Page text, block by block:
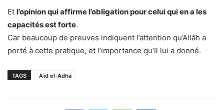
Et l’opinion qui affirme l’obligation pour celui qui en a les
capacités est forte.
Car beaucoup de preuves indiquent l’attention qu’Allâh a
porté à cette pratique, et l’importance qu’Il lui a donné.
TAGS Aïd el-Adha